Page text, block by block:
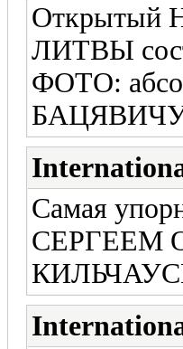
ЛИТВЫ
ФОТО:
Самая
СЕРГЕЕМ